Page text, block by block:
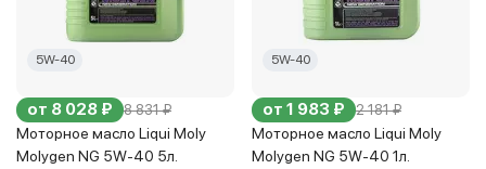
5W-40
от 8 028 ₽ 8 831 ₽
Моторное масло Liqui Moly
Molygen NG 5W-40 5л.
5W-40
от 1 983 ₽ 2 181 ₽
Моторное масло Liqui Moly
Molygen NG 5W-40 1л.